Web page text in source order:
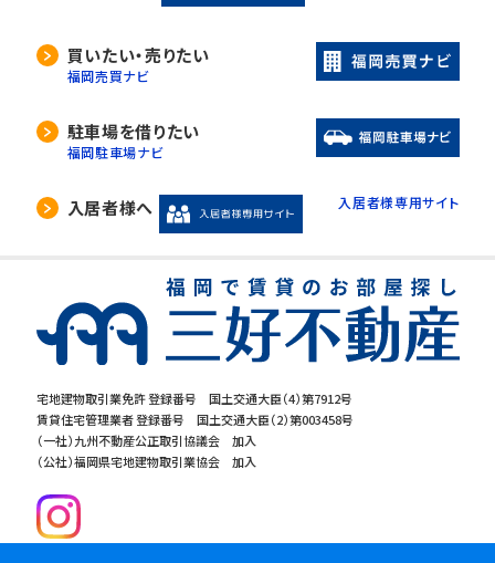
宅地建物取引業免許 登録番号 国土交通大臣（4）第7912号
賃貸住宅管理業者 登録番号 国土交通大臣（2）第003458号
（一社）九州不動産公正取引協議会 加入
（公社）福岡県宅地建物取引業協会 加入
買いたい・売りたい
福岡売買ナビ
駐車場を借りたい
福岡駐車場ナビ
入居者様へ 入居者様専用サイト